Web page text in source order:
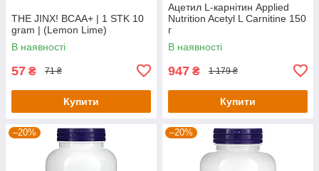
THE JINX! BCAA+ | 1 STK 10
gram | (Lemon Lime)
В наявності
57 ₴ 71 ₴
Купити
Ацетил L-карнітин Applied
Nutrition Acetyl L Carnitine 150
г
В наявності
947 ₴ 1 179 ₴
Купити
–20% –20%